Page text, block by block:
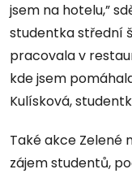
jsem na hotelu,”
studentka střední
pracovala v
kde jsem
Kulísková,
Také akce Zelené
zájem studentů,